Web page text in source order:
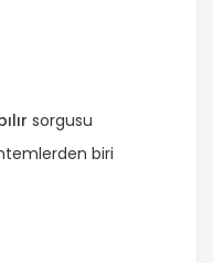
sorgusu
biri